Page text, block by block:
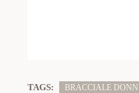
TAGS:
BRACCIALE